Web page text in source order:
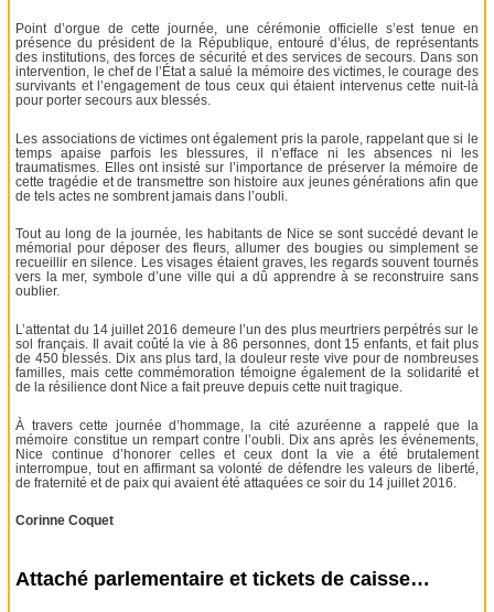
Point d’orgue de cette journée, une cérémonie officielle s’est tenue en
présence du président de la République, entouré d’élus, de représentants
des institutions, des forces de sécurité et des services de secours. Dans son
intervention, le chef de l’État a salué la mémoire des victimes, le courage des
survivants et l’engagement de tous ceux qui étaient intervenus cette nuit-là
pour porter secours aux blessés.
Les associations de victimes ont également pris la parole, rappelant que si le
temps apaise parfois les blessures, il n’efface ni les absences ni les
traumatismes. Elles ont insisté sur l’importance de préserver la mémoire de
cette tragédie et de transmettre son histoire aux jeunes générations afin que
de tels actes ne sombrent jamais dans l’oubli.
Tout au long de la journée, les habitants de Nice se sont succédé devant le
mémorial pour déposer des fleurs, allumer des bougies ou simplement se
recueillir en silence. Les visages étaient graves, les regards souvent tournés
vers la mer, symbole d’une ville qui a dû apprendre à se reconstruire sans
oublier.
L’attentat du 14 juillet 2016 demeure l’un des plus meurtriers perpétrés sur le
sol français. Il avait coûté la vie à 86 personnes, dont 15 enfants, et fait plus
de 450 blessés. Dix ans plus tard, la douleur reste vive pour de nombreuses
familles, mais cette commémoration témoigne également de la solidarité et
de la résilience dont Nice a fait preuve depuis cette nuit tragique.
À travers cette journée d’hommage, la cité azuréenne a rappelé que la
mémoire constitue un rempart contre l’oubli. Dix ans après les événements,
Nice continue d’honorer celles et ceux dont la vie a été brutalement
interrompue, tout en affirmant sa volonté de défendre les valeurs de liberté,
de fraternité et de paix qui avaient été attaquées ce soir du 14 juillet 2016.
Corinne Coquet
Attaché parlementaire et tickets de caisse…